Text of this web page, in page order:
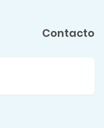
Contacto